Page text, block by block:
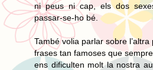
ni peus ni cap, els dos
passar-se-ho bé.
També volia parlar sobre
frases tan famoses que
ens dificulten molt la nostra